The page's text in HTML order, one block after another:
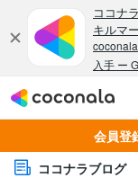
会員登
ココナラブログ